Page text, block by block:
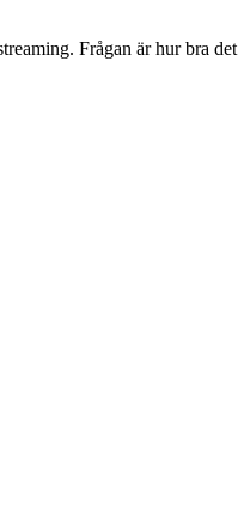
Frågan är hur bra det